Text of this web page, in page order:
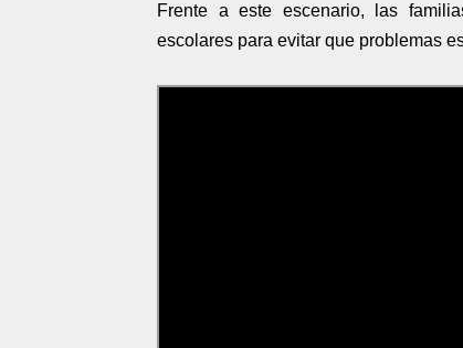
Frente a este escenario, las
escolares para evitar que problemas